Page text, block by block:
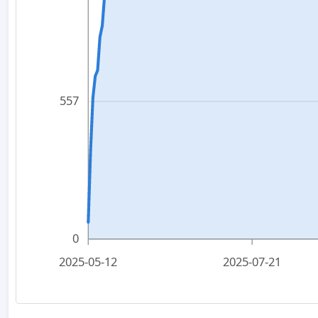
0
557
2025-05-12 2025-07-21